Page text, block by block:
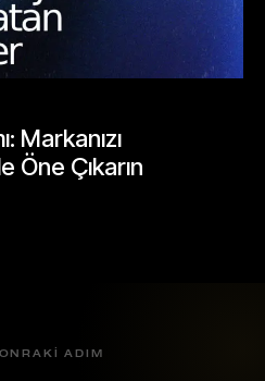
Markanızı
Öne Çıkarın
ADIM